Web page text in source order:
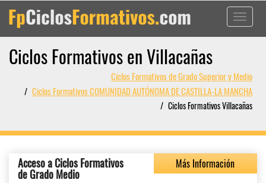
Toggle
Ciclos Formativos en Villacañas
Ciclos Formativos de Grado Superior y Medio
Ciclos Formativos COMUNIDAD AUTÓNOMA DE CASTILLA-LA MANCHA
Ciclos Formativos Villacañas
Acceso a Ciclos Formativos
de Grado Medio
Más Información